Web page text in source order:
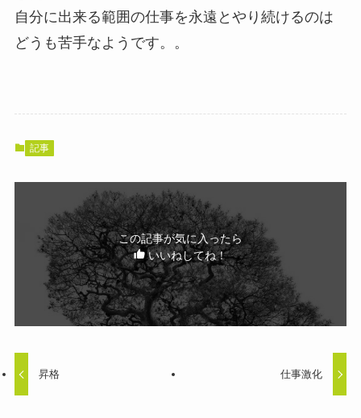
自分に出来る範囲の仕事を永遠とやり続けるのは
どうも苦手なようです。。
記事
この記事が気に入ったら
いいねしてね！
昇格 仕事激化